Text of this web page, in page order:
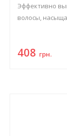
Эффективно
волосы,
408 грн.